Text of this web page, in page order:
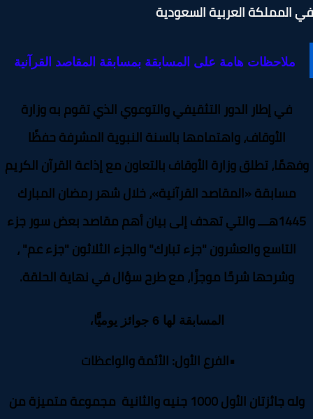
العربية السعودية
ملاحظات هامة على المسابقة بمسابقة المقاصد القرآنية
في إطار الدور التثقيفي والتوعوي الذي تقوم به وزارة
الأوقاف، واهتمامها بالسنة النبوية المشرفة حفظًا
تطلق وزارة الأوقاف بالتعاون مع إذاعة القرآن الكريم
مسابقة «المقاصد القرآنية»، خلال شهر رمضان المبارك
1445هـــ والتي تهدف إلى بيان أهم مقاصد بعض سور جزء
التاسع والعشرون "جزء تبارك" والجزء الثلاثون "جزء عم" ،
وشرحها شرحًا موجزًا، مع طرح سؤال في نهاية الحلقة.
المسابقة لها 6 جوائز يوميًّا،
الفرع الأول: الأئمة والواعظات
وله جائزتان الأول 1000 جنيه والثانية مجموعة متميزة من